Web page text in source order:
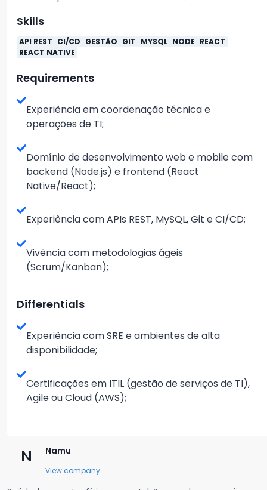
Skills
API REST CI/CD GESTÃO GIT MYSQL NODE REACT
REACT NATIVE
Requirements
Experiência em coordenação técnica e
operações de TI;
Domínio de desenvolvimento web e mobile com
backend (Node.js) e frontend (React
Native/React);
Experiência com APIs REST, MySQL, Git e CI/CD;
Vivência com metodologias ágeis
(Scrum/Kanban);
Differentials
Experiência com SRE e ambientes de alta
disponibilidade;
Certificações em ITIL (gestão de serviços de TI),
Agile ou Cloud (AWS);
N Namu
View company